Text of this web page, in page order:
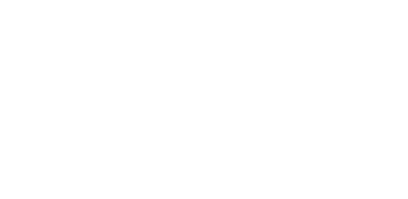
meu braço no vidro e observando com meu